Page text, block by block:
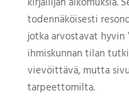
todennäköisesti
jotka arvostavat
ihmiskunnan tilan
vievöittävä, mutta
tarpeettomilta.